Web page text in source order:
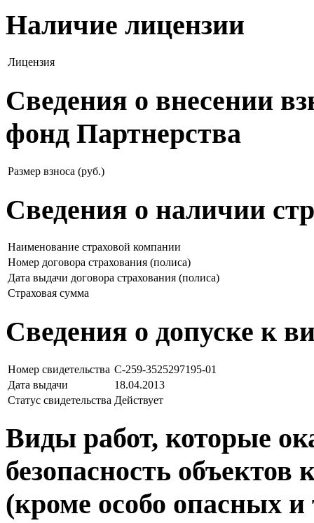
Наличие лицензии
Лицензия
Сведения о внесении
фонд Партнерства
Размер взноса (руб.)
Сведения о наличии
Наименование страховой компании
Номер договора страхования (полиса)
Дата выдачи договора страхования (полиса)
Страховая сумма
Сведения о допуске к
Номер свидетельства С-259-3525297195-01
Дата выдачи
18.04.2013
Статус свидетельства Действует
Виды работ, которые
безопасность объектов
(кроме особо опасных